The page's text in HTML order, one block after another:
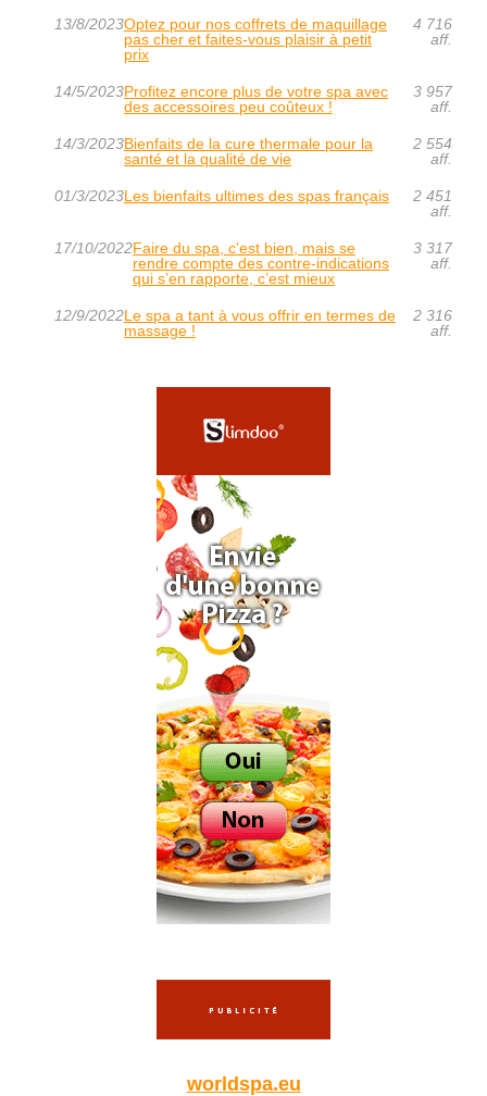
13/8/2023Optez pour nos coffrets de maquillage
pas cher et faites-vous plaisir à petit
prix
4 716
aff.
14/5/2023Profitez encore plus de votre spa avec
des accessoires peu coûteux !
3 957
aff.
14/3/2023Bienfaits de la cure thermale pour la
santé et la qualité de vie
2 554
aff.
01/3/2023Les bienfaits ultimes des spas français
2 451
aff.
17/10/2022Faire du spa, c’est bien, mais se
rendre compte des contre-indications
qui s’en rapporte, c’est mieux
3 317
aff.
12/9/2022Le spa a tant à vous offrir en termes de
massage !
2 316
aff.
worldspa.eu